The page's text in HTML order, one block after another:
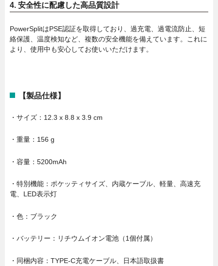
4. 安全性に配慮した高品質設計
PowerSplitはPSE認証を取得しており、過充電、過電流防止、短
絡保護、温度検知など、複数の安全機能を備えています。これに
より、使用中も安心してお使いいただけます。
【製品仕様】
・サイズ：12.3 x 8.8 x 3.9 cm
・重量：156 g
・容量：5200mAh
・特別機能：ポケッティサイズ、内蔵ケーブル、軽量、高速充
電、LED表示灯
・色：ブラック
・バッテリー：リチウムイオン電池（1個付属）
・同梱内容：TYPE-C充電ケーブル、日本語取扱書